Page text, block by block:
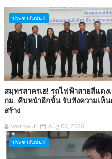
ประชาสัมพันธ์
สมุทรสาครเฮ! รถไฟฟ้าสายสีแด
กม. คืบหน้าอีกขั้น รับฟังความเห็
สร้าง
worawut Aug 06, 2026
ประชาสัมพันธ์